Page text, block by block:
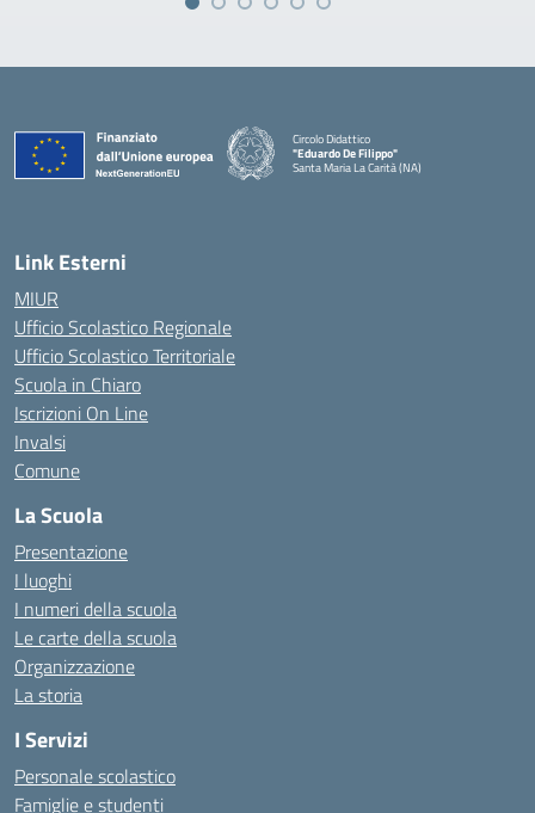
Circolo Didattico
"Eduardo De Filippo"
Santa Maria La Carità (NA)
Link Esterni
MIUR
Ufficio Scolastico Regionale
Ufficio Scolastico Territoriale
Scuola in Chiaro
Iscrizioni On Line
Invalsi
Comune
La Scuola
Presentazione
I luoghi
I numeri della scuola
Le carte della scuola
Organizzazione
La storia
I Servizi
Personale scolastico
Famiglie e studenti